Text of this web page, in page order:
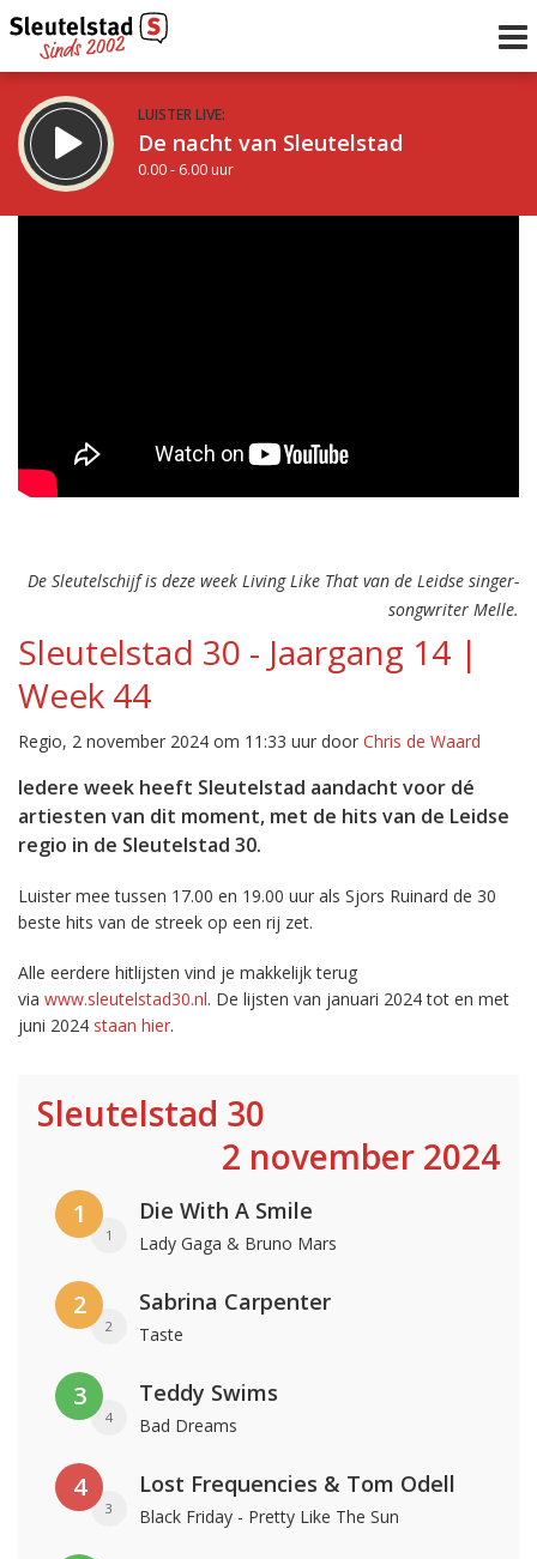
LUISTER LIVE:
De nacht van Sleutelstad
0.00 - 6.00 uur
De Sleutelschijf is deze week Living Like That van de Leidse singer-
songwriter Melle.
Sleutelstad 30 - Jaargang 14 |
Week 44
Regio, 2 november 2024 om 11:33 uur door Chris de Waard
Iedere week heeft Sleutelstad aandacht voor dé
artiesten van dit moment, met de hits van de Leidse
regio in de Sleutelstad 30.
Luister mee tussen 17.00 en 19.00 uur als Sjors Ruinard de 30
beste hits van de streek op een rij zet.
Alle eerdere hitlijsten vind je makkelijk terug
via www.sleutelstad30.nl. De lijsten van januari 2024 tot en met
juni 2024 staan hier.
Sleutelstad 30
2 november 2024
1
1
Die With A Smile
Lady Gaga & Bruno Mars
2
2
Sabrina Carpenter
Taste
3
4
Teddy Swims
Bad Dreams
4
3
Lost Frequencies & Tom Odell
Black Friday - Pretty Like The Sun